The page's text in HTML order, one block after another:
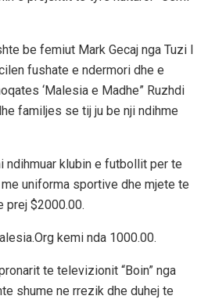
be femiut Mark Gecaj nga Tuzi I
fushate e ndermori dhe e
‘Malesia e Madhe” Ruzhdi
familjes se tij ju be nji ndihme
ndihmuar klubin e futbollit per te
uniforma sportive dhe mjete te
prej $2000.00.
kemi nda 1000.00.
te televizionit “Boin” nga
shume ne rrezik dhe duhej te